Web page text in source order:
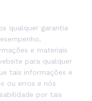
qualquer garantia
e materiais
para qualquer
tais informações e
ou erros e nós
por tais